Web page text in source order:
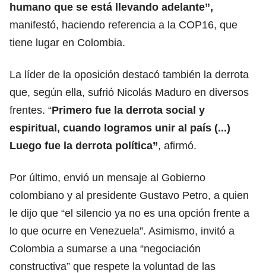
humano que se está llevando adelante”,
manifestó, haciendo referencia a la COP16, que
tiene lugar en Colombia.
La líder de la oposición destacó también la derrota
que, según ella, sufrió Nicolás Maduro en diversos
frentes. “Primero fue la derrota social y
espiritual, cuando logramos unir al país (...)
Luego fue la derrota política”, afirmó.
Por último, envió un mensaje al Gobierno
colombiano y al presidente Gustavo Petro, a quien
le dijo que “el silencio ya no es una opción frente a
lo que ocurre en Venezuela”. Asimismo, invitó a
Colombia a sumarse a una “negociación
constructiva” que respete la voluntad de las